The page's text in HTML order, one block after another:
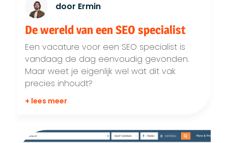
door Ermin
De wereld van een SEO specialist
Een vacature voor een SEO specialist is
vandaag de dag eenvoudig gevonden.
Maar weet je eigenlijk wel wat dit vak
precies inhoudt?
+ lees meer